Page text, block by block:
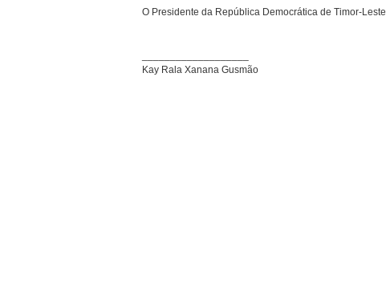
O Presidente da República Democrática de Timor-Leste
Kay Rala Xanana Gusmão